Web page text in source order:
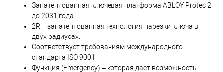
Запатентованная ключевая платформа ABLOY Protec 2
до 2031 года.
2R – запатентованная технология нарезки ключа в
двух радиусах.
Соответствует требованиям международного
стандарта ISO 9001.
Функция (Emergency) – которая дает возможность